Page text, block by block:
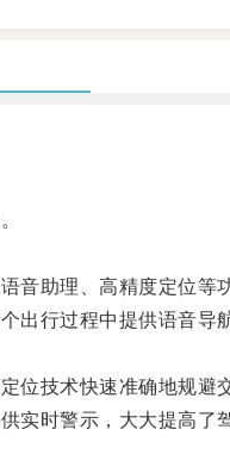
助理、高精度定位等功
行过程中提供语音导
技术快速准确地规避
时警示，大大提高了